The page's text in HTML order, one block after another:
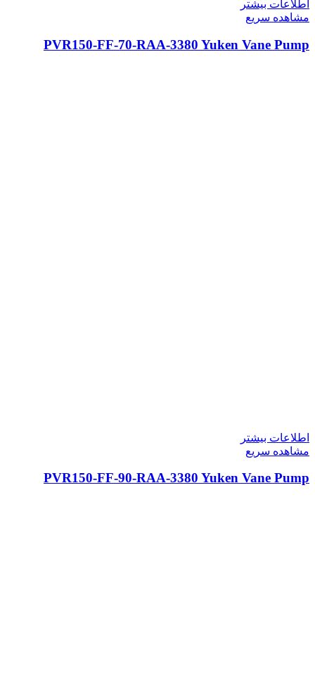
اطلاعات بیشتر
مشاهده سریع
PVR150-FF-70-RAA-3380 Yuken Vane Pump
اطلاعات بیشتر
مشاهده سریع
PVR150-FF-90-RAA-3380 Yuken Vane Pump